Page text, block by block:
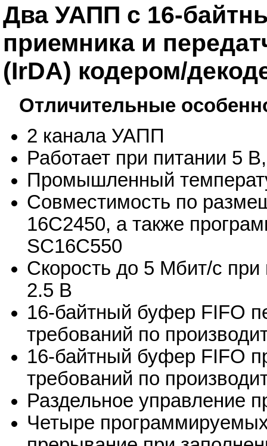
Два УАПП с 16-
приемника и
(IrDA) кодером/
Отличительные
2 канала УАПП
Работает при питании 5
Промышленный
Совместимость по
16C2450, а также
SC16C550
Скорость до 5 Мбит/с
2.5 В
16-байтный буфер FIFO
требований по
16-байтный буфер FIFO
требований по
Раздельное управление
Четыре